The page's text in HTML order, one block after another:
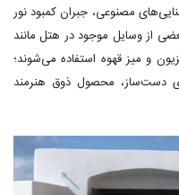
مصنوعی، جبران کمبود نور
از وسایل موجود در هتل مانند
و میز قهوه استفاده می‌شوند؛
دست‌ساز، محصول ذوق هنرمند